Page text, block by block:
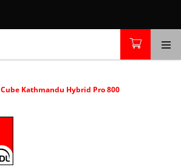
Cube Kathmandu Hybrid Pro 800